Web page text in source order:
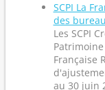
SCPI La
des
Les SCPI
Française
au 30 juin